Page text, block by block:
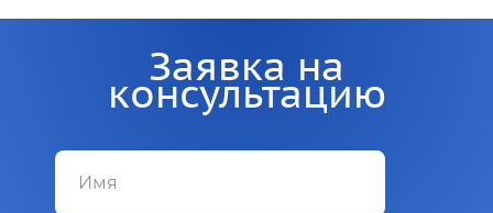
Заявка на
консультацию